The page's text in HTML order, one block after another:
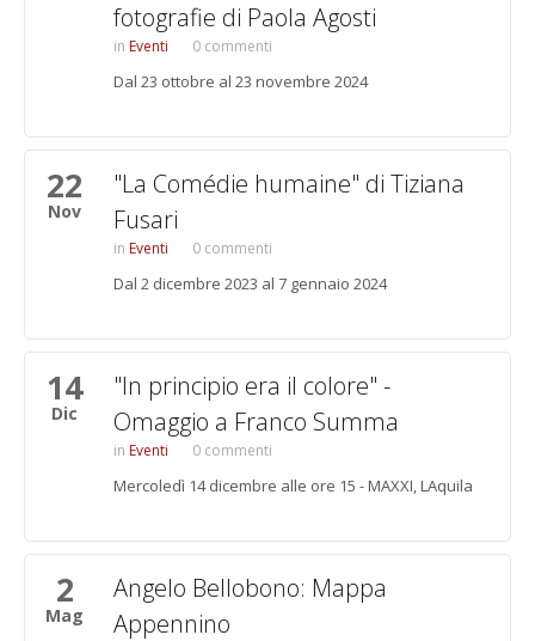
fotografie di Paola Agosti
Eventi 0 commenti
Dal 23 ottobre al 23 novembre 2024
22
Nov
"La Comédie humaine" di Tiziana
Fusari
Eventi 0 commenti
Dal 2 dicembre 2023 al 7 gennaio 2024
14
Dic
"In principio era il colore" -
Omaggio a Franco Summa
Eventi 0 commenti
Mercoledì 14 dicembre alle ore 15 - MAXXI, LAquila
2
Mag
Angelo Bellobono: Mappa
Appennino